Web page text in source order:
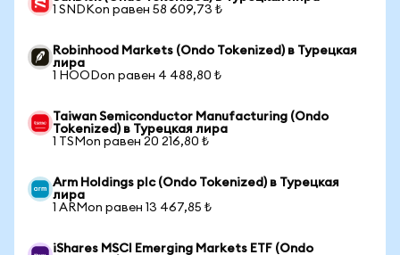
1 SNDKon равен 58 609,73 ₺
Robinhood Markets (Ondo Tokenized) в Турецкая
лира
1 HOODon равен 4 488,80 ₺
Taiwan Semiconductor Manufacturing (Ondo
Tokenized) в Турецкая лира
1 TSMon равен 20 216,80 ₺
Arm Holdings plc (Ondo Tokenized) в Турецкая
лира
1 ARMon равен 13 467,85 ₺
iShares MSCI Emerging Markets ETF (Ondo